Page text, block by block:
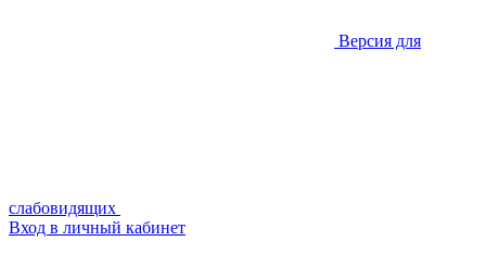
Версия для
слабовидящих
Вход в личный кабинет